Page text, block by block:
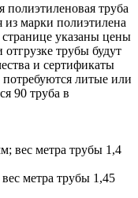
полиэтиленовая труба
из марки полиэтилена
указаны цены
трубы будут
и сертификаты
литые или
90 труба в
вес метра трубы 1,4
метра трубы 1,45